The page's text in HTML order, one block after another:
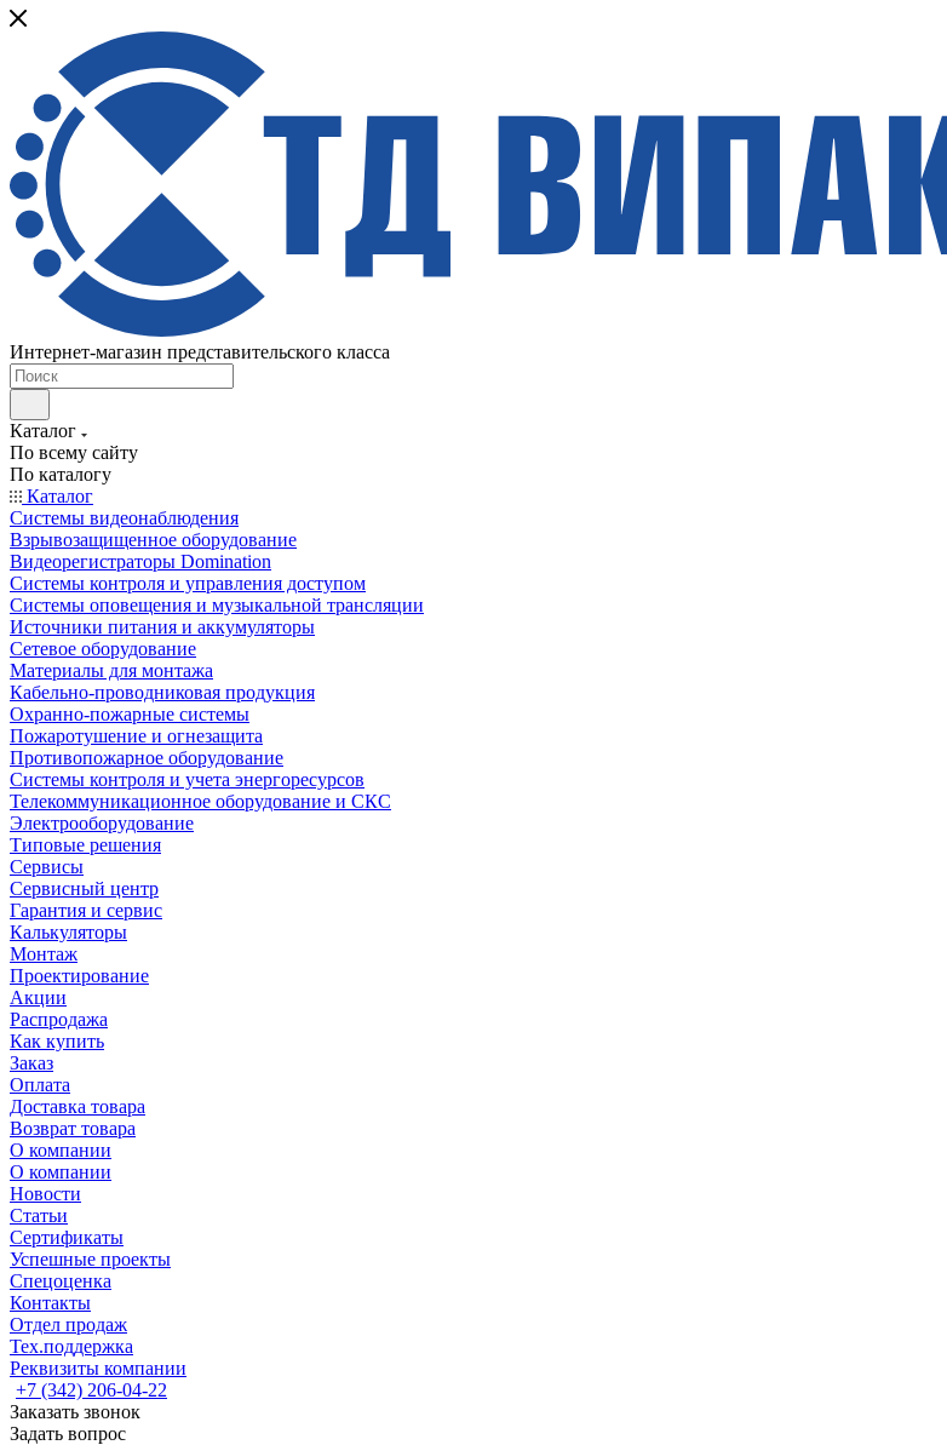
Интернет-магазин представительского класса
Каталог
По всему сайту
По каталогу
Каталог
Системы видеонаблюдения
Взрывозащищенное оборудование
Видеорегистраторы Domination
Системы контроля и управления доступом
Системы оповещения и музыкальной трансляции
Источники питания и аккумуляторы
Сетевое оборудование
Материалы для монтажа
Кабельно-проводниковая продукция
Охранно-пожарные системы
Пожаротушение и огнезащита
Противопожарное оборудование
Системы контроля и учета энергоресурсов
Телекоммуникационное оборудование и СКС
Электрооборудование
Типовые решения
Сервисы
Сервисный центр
Гарантия и сервис
Калькуляторы
Монтаж
Проектирование
Акции
Распродажа
Как купить
Заказ
Оплата
Доставка товара
Возврат товара
О компании
О компании
Новости
Статьи
Сертификаты
Успешные проекты
Спецоценка
Контакты
Отдел продаж
Тех.поддержка
Реквизиты компании
+7 (342) 206-04-22
Заказать звонок
Задать вопрос